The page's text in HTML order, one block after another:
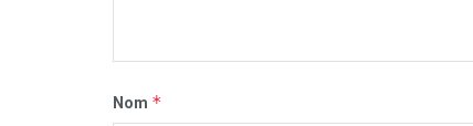
Nom *